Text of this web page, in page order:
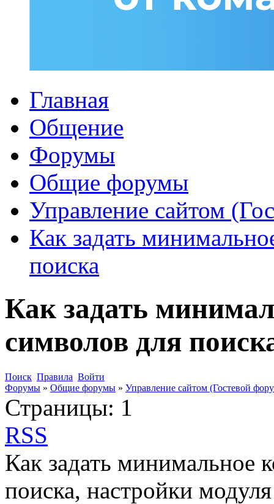
Главная
Общение
Форумы
Общие форумы
Управление сайтом
Как задать
поиска
Как задать
символов для
Поиск Правила Войти
Форумы » Общие форумы » Управление сайтом (Гостевой
Страницы: 1
RSS
Как задать минимальное
поиска, настройки